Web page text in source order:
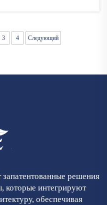
но отличаются тем,
вариант для
...
3 4 Следующий
решения
которые интегрируют
обеспечивая